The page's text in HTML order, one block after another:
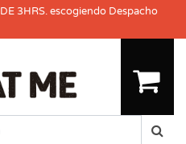
3HRS. escogiendo Despacho